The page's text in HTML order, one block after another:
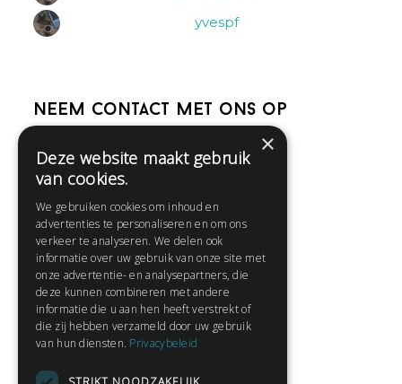
yvespf
Neem contact met ons op
Help
Contact
Huisregels
Snel naar:
Gratis aanmelden
×
Deze website maakt gebruik
van cookies.
We gebruiken cookies om inhoud en
advertenties te personaliseren en om ons
verkeer te analyseren. We delen ook
informatie over uw gebruik van onze site met
onze advertentie- en analysepartners, die
deze kunnen combineren met andere
informatie die u aan hen heeft verstrekt of
die zij hebben verzameld door uw gebruik
van hun diensten. Privacybeleid